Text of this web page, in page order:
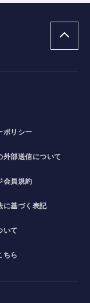
ポリシー
外部送信について
会員規約
に基づく表記
いて
ちら